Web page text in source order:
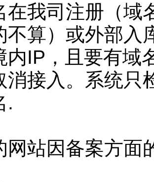
在我司注册（域
不算）或外部入
内IP，且要有域
消接入。系统只
.
网站因备案方面